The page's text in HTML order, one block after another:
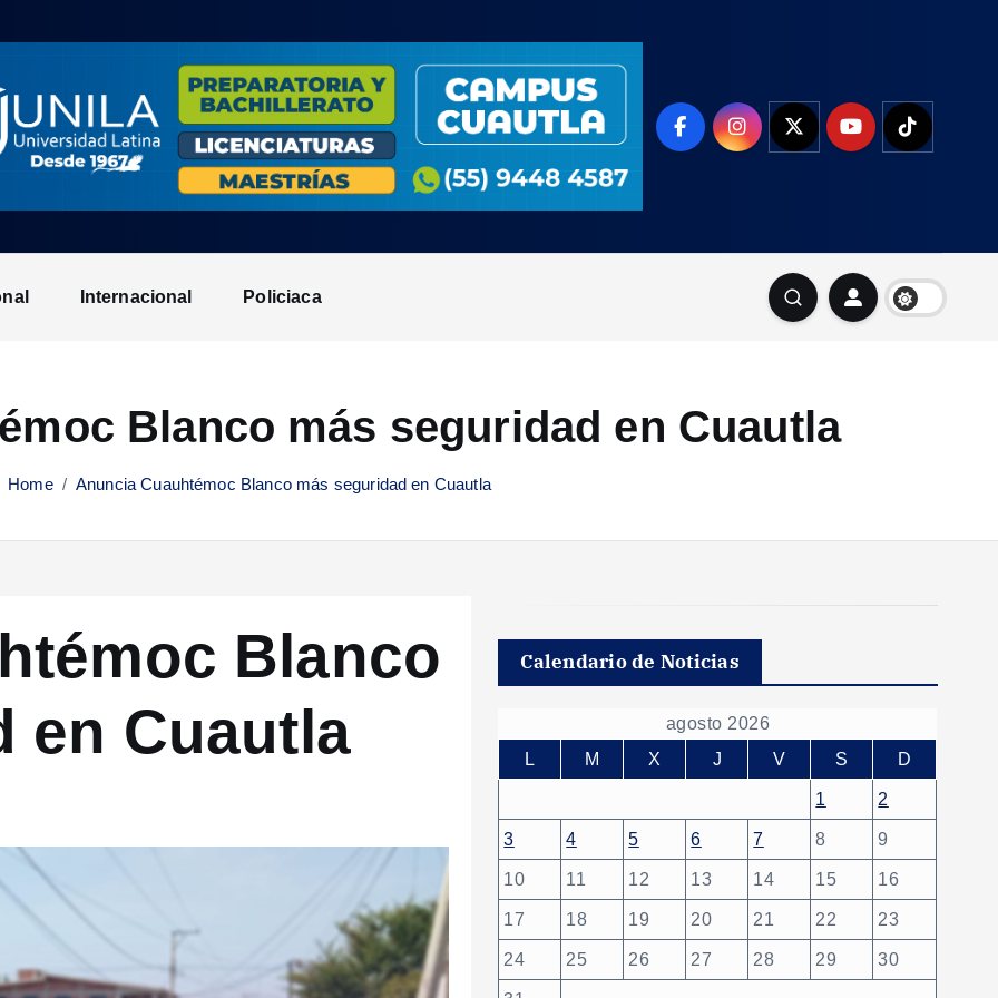
Internacional Policiaca
Blanco más seguridad en Cuautla
Home Anuncia Cuauhtémoc Blanco más seguridad en Cuautla
Blanco
en Cuautla
Calendario de Noticias
agosto 2026
L
M X J V S D
1 2
3 4 5 6 7 8 9
10 11 12 13 14 15 16
17 18 19 20 21 22 23
24 25 26 27 28 29 30